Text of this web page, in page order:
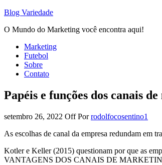
Blog Variedade
O Mundo do Marketing você encontra aqui!
Marketing
Futebol
Sobre
Contato
Papéis e funções dos canais
setembro 26, 2022 OffPor rodolfocosentino1
As escolhas de canal da empresa redundam em
Kotler e Keller (2015) questionam por que as
VANTAGENS DOS CANAIS DE